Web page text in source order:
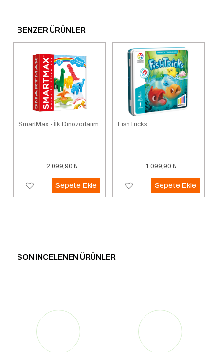
BENZER ÜRÜNLER
SmartMax - İlk Dinozorlarım
2.099,90 ₺
Sepete Ekle
FishTricks
1.099,90 ₺
Sepete Ekle
SON INCELENEN ÜRÜNLER